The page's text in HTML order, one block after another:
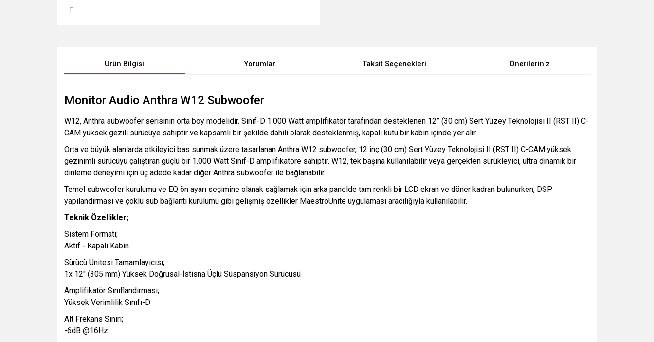
Ürün Bilgisi Yorumlar Taksit Seçenekleri Önerileriniz
Monitor Audio Anthra W12 Subwoofer
W12, Anthra subwoofer serisinin orta boy modelidir. Sınıf-D 1.000 Watt amplifikatör tarafından desteklenen 12” (30 cm) Sert Yüzey Teknolojisi II (RST II) C-
CAM yüksek gezili sürücüye sahiptir ve kapsamlı bir şekilde dahili olarak desteklenmiş, kapalı kutu bir kabin içinde yer alır.
Orta ve büyük alanlarda etkileyici bas sunmak üzere tasarlanan Anthra W12 subwoofer, 12 inç (30 cm) Sert Yüzey Teknolojisi II (RST II) C-CAM yüksek
gezinimli sürücüyü çalıştıran güçlü bir 1.000 Watt Sınıf-D amplifikatöre sahiptir. W12, tek başına kullanılabilir veya gerçekten sürükleyici, ultra dinamik bir
dinleme deneyimi için üç adede kadar diğer Anthra subwoofer ile bağlanabilir.
Temel subwoofer kurulumu ve EQ ön ayarı seçimine olanak sağlamak için arka panelde tam renkli bir LCD ekran ve döner kadran bulunurken, DSP
yapılandırması ve çoklu sub bağlantı kurulumu gibi gelişmiş özellikler MaestroUnite uygulaması aracılığıyla kullanılabilir.
Teknik Özellikler;
Sistem Formatı;
Aktif - Kapalı Kabin
Sürücü Ünitesi Tamamlayıcısı;
1x 12" (305 mm) Yüksek Doğrusal-İstisna Üçlü Süspansiyon Sürücüsü
Amplifikatör Sınıflandırması;
Yüksek Verimlilik Sınıfı-D
Alt Frekans Sınırı;
-6dB @16Hz